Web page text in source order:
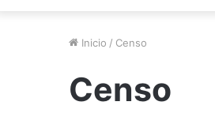
Inicio / Censo
Censo